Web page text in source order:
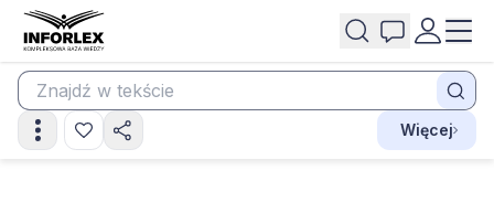
Więcej